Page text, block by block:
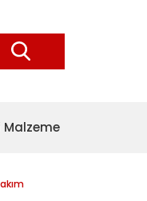
Malzeme